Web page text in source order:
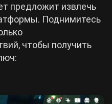
предложит извлечь
Поднимитесь
чтобы получить